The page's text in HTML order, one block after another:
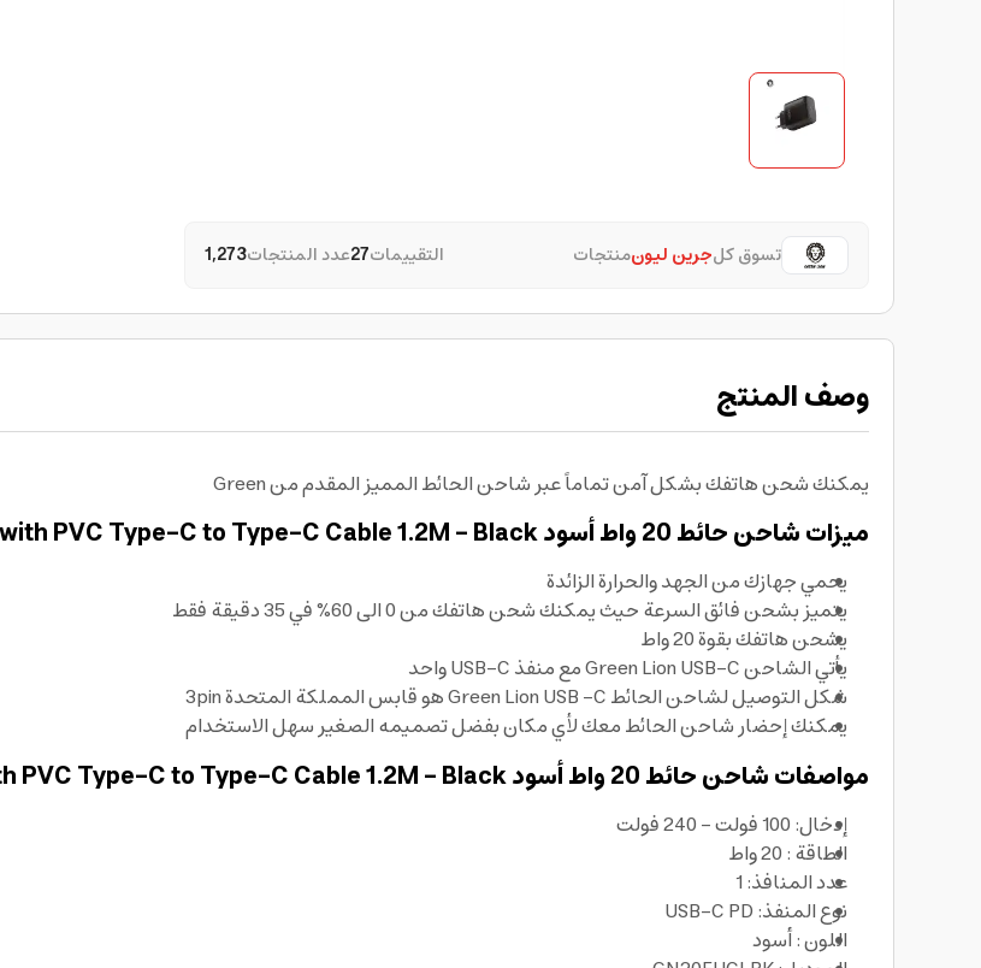
تسوق كلجرين ليونمنتجات التقييمات27عدد المنتجات1,273
وصف المنتج
يمكنك شحن هاتفك بشكل آمن تماماً عبر شاحن الحائط المميز المقدم من Green
ميزات شاحن حائط 20 واط أسود Green Type-C Port Wall Charger 20W EU with PVC Type-C to Type-C Cable 1.2M - Black
يحمي جهازك من الجهد والحرارة الزائدة
يتميز بشحن فائق السرعة حيث يمكنك شحن هاتفك من 0 الى 60% في 35 دقيقة فقط
يشحن هاتفك بقوة 20 واط
يأتي الشاحن Green Lion USB-C مع منفذ USB-C واحد
شكل التوصيل لشاحن الحائط Green Lion USB -C هو قابس المملكة المتحدة 3pin
يمكنك إحضار شاحن الحائط معك لأي مكان بفضل تصميمه الصغير سهل الاستخدام
مواصفات شاحن حائط 20 واط أسود Green Type-C Port Wall Charger 20W EU with PVC Type-C to Type-C Cable 1.2M - Black
إدخال: 100 فولت - 240 فولت
الطاقة : 20 واط
عدد المنافذ: 1
نوع المنفذ: USB-C PD
اللون : أسود